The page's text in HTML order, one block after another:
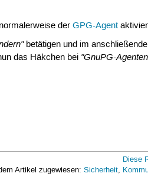
derGPG-Agent
betätigen und im
das Häkchen bei "GnuPG-
Diese
Artikel zugewiesen:Sicherheit,